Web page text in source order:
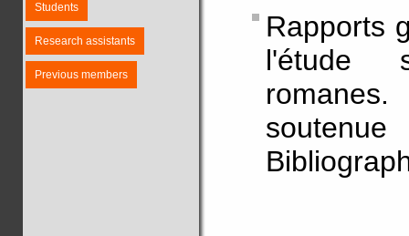
Students
Research assistants
Previous members
Rapports
l'étude